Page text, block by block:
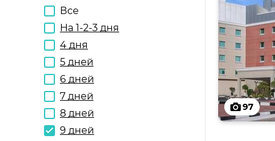
Все
На 1-2-3 дня
4 дня
5 дней
6 дней
7 дней
8 дней
9 дней
97